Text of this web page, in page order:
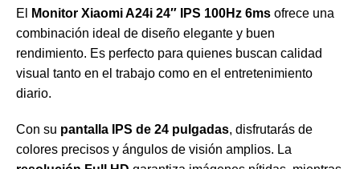
El Monitor Xiaomi A24i 24″ IPS 100Hz 6ms ofrece una
combinación ideal de diseño elegante y buen
rendimiento. Es perfecto para quienes buscan calidad
visual tanto en el trabajo como en el entretenimiento
diario.
Con su pantalla IPS de 24 pulgadas, disfrutarás de
colores precisos y ángulos de visión amplios. La